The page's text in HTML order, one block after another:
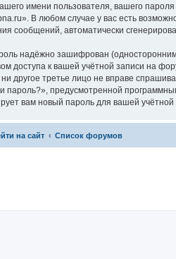
имени пользователя, вашего
В любом случае у вас есть
сообщений, автоматически
надёжно зашифрован (односторонним
доступа к вашей учётной записи на
другое третье лицо не вправе
пароль?», предусмотренной
вам новый пароль для вашей учётной
на сайт Список форумов